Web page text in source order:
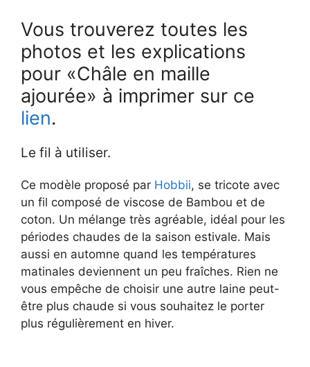
Vous trouverez toutes les
photos et les explications
pour «Châle en maille
ajourée» à imprimer sur ce
lien.
Le fil à utiliser.
Ce modèle proposé par Hobbii, se tricote avec
un fil composé de viscose de Bambou et de
coton. Un mélange très agréable, idéal pour les
périodes chaudes de la saison estivale. Mais
aussi en automne quand les températures
matinales deviennent un peu fraîches. Rien ne
vous empêche de choisir une autre laine peut-
être plus chaude si vous souhaitez le porter
plus régulièrement en hiver.